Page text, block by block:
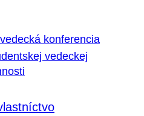
konferencia
vedeckej